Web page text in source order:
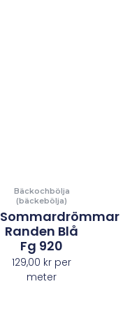
Bäckochbölja
(bäckebölja)
Sommardrömmar
Randen Blå
Fg 920
129,00 kr per
meter